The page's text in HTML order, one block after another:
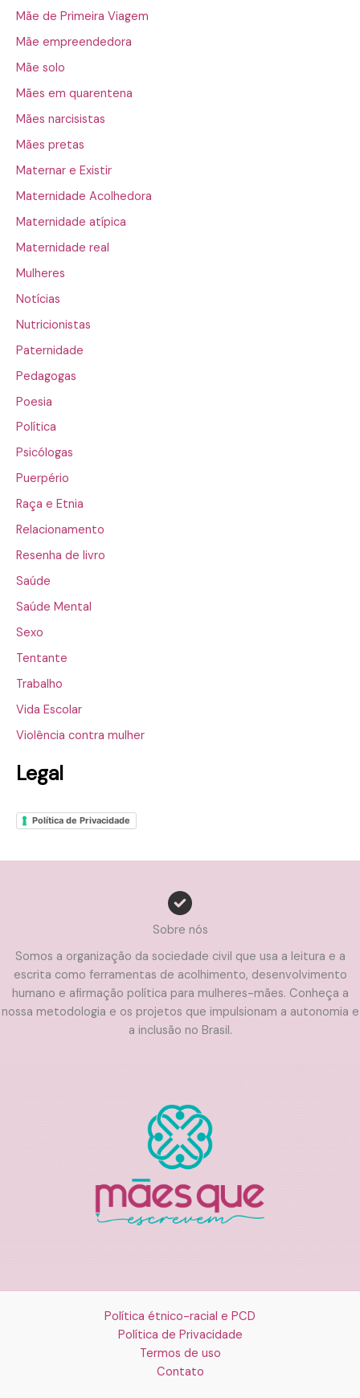
Mãe de Primeira Viagem
Mãe empreendedora
Mãe solo
Mães em quarentena
Mães narcisistas
Mães pretas
Maternar e Existir
Maternidade Acolhedora
Maternidade atípica
Maternidade real
Mulheres
Notícias
Nutricionistas
Paternidade
Pedagogas
Poesia
Política
Psicólogas
Puerpério
Raça e Etnia
Relacionamento
Resenha de livro
Saúde
Saúde Mental
Sexo
Tentante
Trabalho
Vida Escolar
Violência contra mulher
Legal
Política de Privacidade
Sobre nós
Somos a organização da sociedade civil que usa a leitura e a
escrita como ferramentas de acolhimento, desenvolvimento
humano e afirmação política para mulheres-mães. Conheça a
nossa metodologia e os projetos que impulsionam a autonomia e
a inclusão no Brasil.
Política étnico-racial e PCD
Política de Privacidade
Termos de uso
Contato